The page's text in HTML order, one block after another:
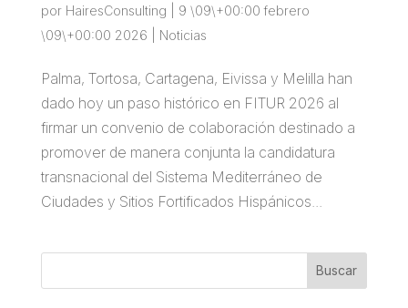
por HairesConsulting
9 \09\+00:00 febrero
\09\+00:00 2026
Noticias
Palma, Tortosa, Cartagena, Eivissa y Melilla han
dado hoy un paso histórico en FITUR 2026 al
firmar un convenio de colaboración destinado a
promover de manera conjunta la candidatura
transnacional del Sistema Mediterráneo de
Ciudades y Sitios Fortificados Hispánicos...